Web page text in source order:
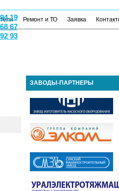
19
67
93
Ремонт и ТО Заявка
ЗАВОДЫ-ПАРТНЕРЫ